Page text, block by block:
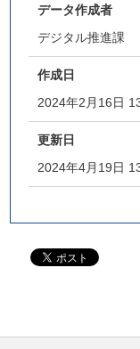
データ作成者
デジタル推進課
作成日
2024年2月16日
更新日
2024年4月19日